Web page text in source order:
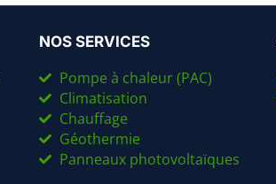
NOS SERVICES
Pompe à chaleur (PAC)
Climatisation
Chauffage
Géothermie
Panneaux photovoltaïques